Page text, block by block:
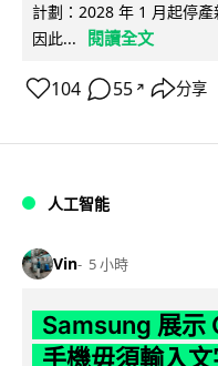
計劃：2028 年 1 月起停
因此...
閱讀全文
104 55 ↗ 分享
人工智能
Vin 5 小時
Samsung 展示
手機毋須輸入